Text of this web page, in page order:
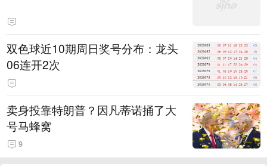
双色球近10期周日奖号分布：龙头
06连开2次
卖身投靠特朗普？因凡蒂诺捅了大
号马蜂窝
9